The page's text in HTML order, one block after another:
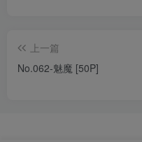
上一篇
No.062-魅魔 [50P]